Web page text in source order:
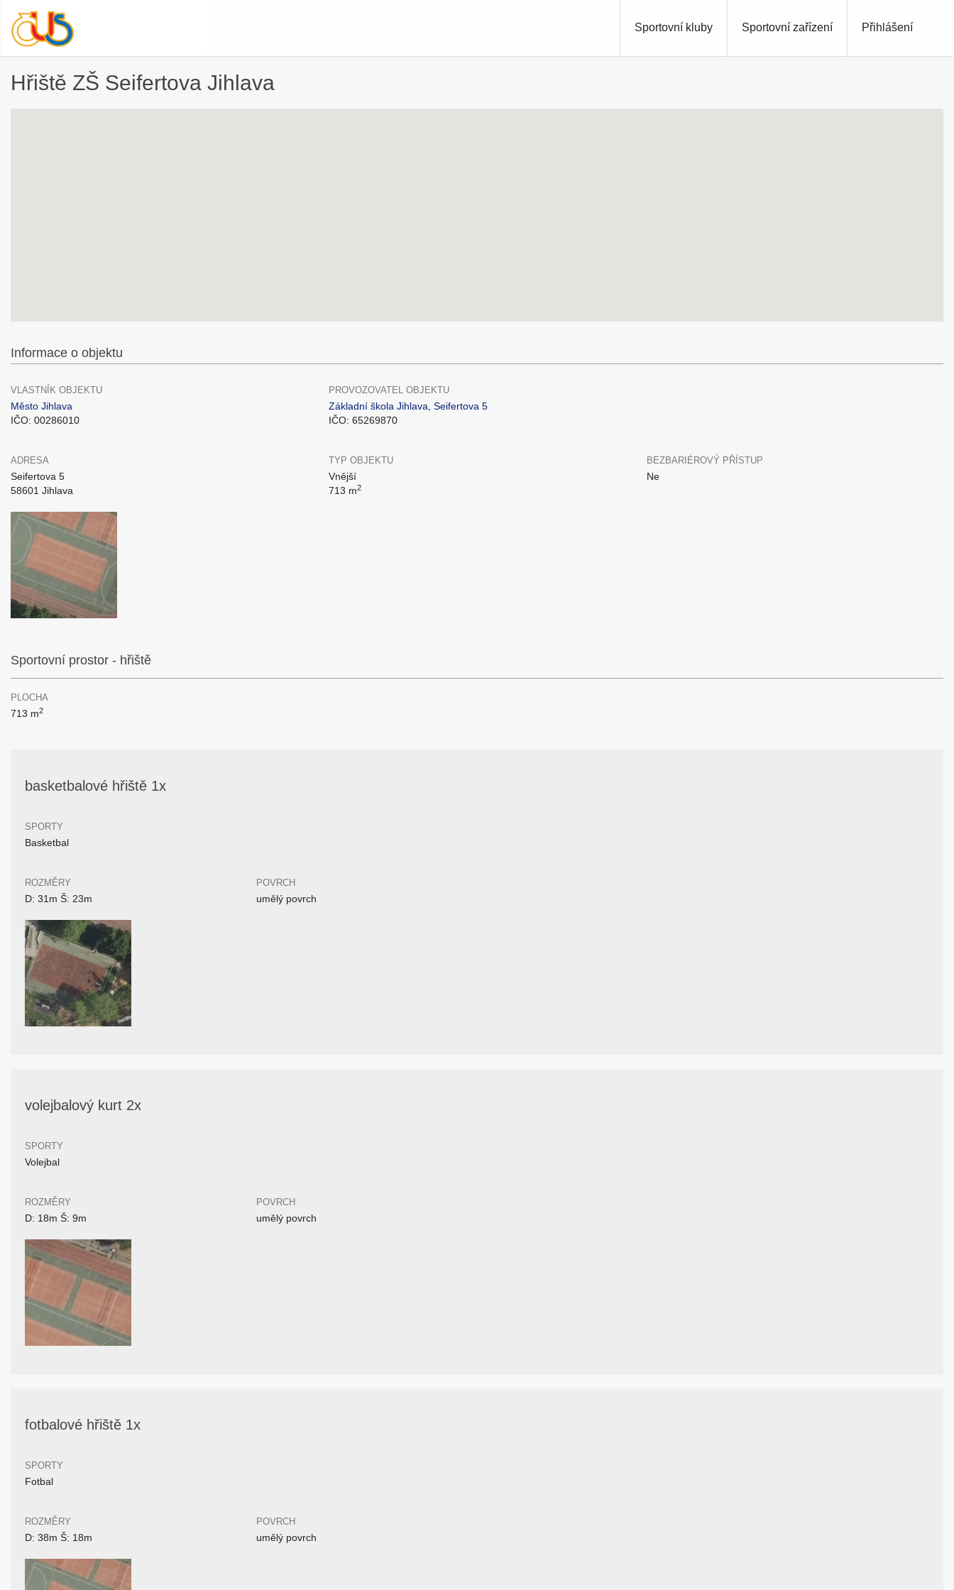
Přihlášení
Sportovní kluby Sportovní zařízení
Hřiště ZŠ Seifertova Jihlava
Informace o objektu
VLASTNÍK OBJEKTU
Město Jihlava
IČO: 00286010
PROVOZOVATEL OBJEKTU
Základní škola Jihlava, Seifertova 5
IČO: 65269870
ADRESA
Seifertova 5
58601 Jihlava
TYP OBJEKTU
Vnější
713 m2
BEZBARIÉROVÝ PŘÍSTUP
Ne
Sportovní prostor - hřiště
PLOCHA
713 m2
basketbalové hřiště 1x
SPORTY
Basketbal
ROZMĚRY
D: 31m Š: 23m
POVRCH
umělý povrch
volejbalový kurt 2x
SPORTY
Volejbal
ROZMĚRY
D: 18m Š: 9m
POVRCH
umělý povrch
fotbalové hřiště 1x
SPORTY
Fotbal
ROZMĚRY
D: 38m Š: 18m
POVRCH
umělý povrch